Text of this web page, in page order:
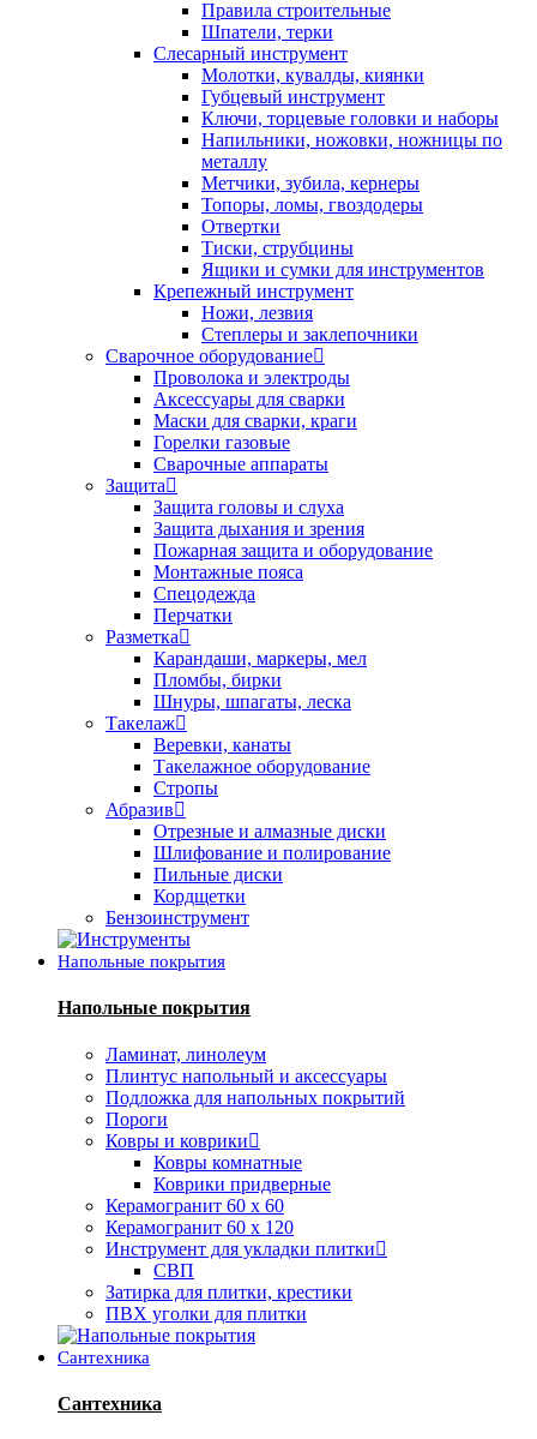
Правила строительные
Шпатели, терки
Слесарный инструмент
Молотки, кувалды, киянки
Губцевый инструмент
Ключи, торцевые головки и наборы
Напильники, ножовки, ножницы по
металлу
Метчики, зубила, кернеры
Топоры, ломы, гвоздодеры
Отвертки
Тиски, струбцины
Ящики и сумки для инструментов
Крепежный инструмент
Ножи, лезвия
Степлеры и заклепочники
Сварочное оборудование
Проволока и электроды
Аксессуары для сварки
Маски для сварки, краги
Горелки газовые
Сварочные аппараты
Защита
Защита головы и слуха
Защита дыхания и зрения
Пожарная защита и оборудование
Монтажные пояса
Спецодежда
Перчатки
Разметка
Карандаши, маркеры, мел
Пломбы, бирки
Шнуры, шпагаты, леска
Такелаж
Веревки, канаты
Такелажное оборудование
Стропы
Абразив
Отрезные и алмазные диски
Шлифование и полирование
Пильные диски
Кордщетки
Бензоинструмент
Напольные покрытия
Напольные покрытия
Ламинат, линолеум
Плинтус напольный и аксессуары
Подложка для напольных покрытий
Пороги
Ковры и коврики
Ковры комнатные
Коврики придверные
Керамогранит 60 х 60
Керамогранит 60 х 120
Инструмент для укладки плитки
СВП
Затирка для плитки, крестики
ПВХ уголки для плитки
Сантехника
Сантехника